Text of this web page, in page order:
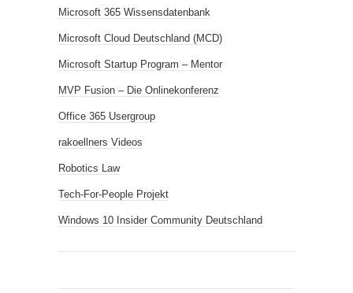
Microsoft 365 Wissensdatenbank
Microsoft Cloud Deutschland (MCD)
Microsoft Startup Program – Mentor
MVP Fusion – Die Onlinekonferenz
Office 365 Usergroup
rakoellners Videos
Robotics Law
Tech-For-People Projekt
Windows 10 Insider Community Deutschland